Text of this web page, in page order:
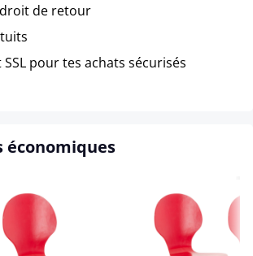
de retour
pour tes achats sécurisés
économiques